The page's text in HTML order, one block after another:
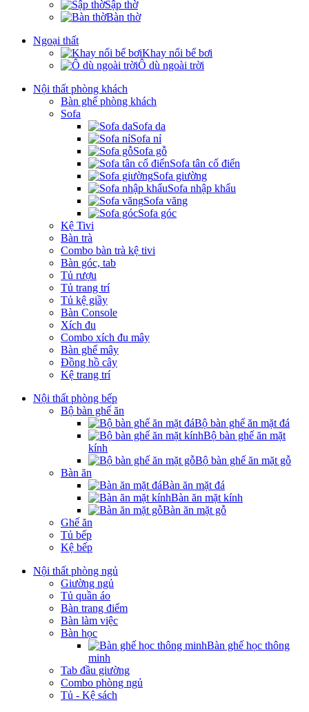
Sập thờ
Bàn thờ
Ngoại thất
Khay nổi bể bơi
Ô dù ngoài trời
Nội thất phòng khách
Bàn ghế phòng khách
Sofa
Sofa da
Sofa nỉ
Sofa gỗ
Sofa tân cổ điển
Sofa giường
Sofa nhập khẩu
Sofa văng
Sofa góc
Kệ Tivi
Bàn trà
Combo bàn trà kệ tivi
Bàn góc, tab
Tủ rượu
Tủ trang trí
Tủ kệ giầy
Bàn Console
Xích đu
Combo xích đu mây
Bàn ghế mây
Đồng hồ cây
Kệ trang trí
Nội thất phòng bếp
Bộ bàn ghế ăn
Bộ bàn ghế ăn mặt đá
Bộ bàn ghế ăn mặt
kính
Bộ bàn ghế ăn mặt gỗ
Bàn ăn
Bàn ăn mặt đá
Bàn ăn mặt kính
Bàn ăn mặt gỗ
Ghế ăn
Tủ bếp
Kệ bếp
Nội thất phòng ngủ
Giường ngủ
Tủ quần áo
Bàn trang điểm
Bàn làm việc
Bàn học
Bàn ghế học thông
minh
Tab đầu giường
Combo phòng ngủ
Tủ - Kệ sách